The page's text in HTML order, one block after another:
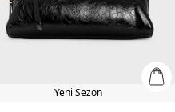
Yeni Sezon